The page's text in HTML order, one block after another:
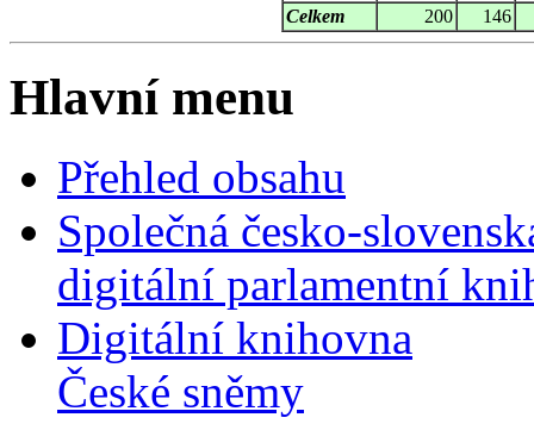
Celkem
200 146
Hlavní menu
Přehled obsahu
Společná česko-
digitální parlamentní
Digitální knihovna
České sněmy